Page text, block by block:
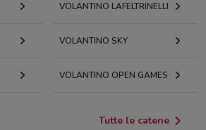
VOLANTINO LAFELTRINELLI
VOLANTINO SKY
VOLANTINO OPEN GAMES
Tutte le catene